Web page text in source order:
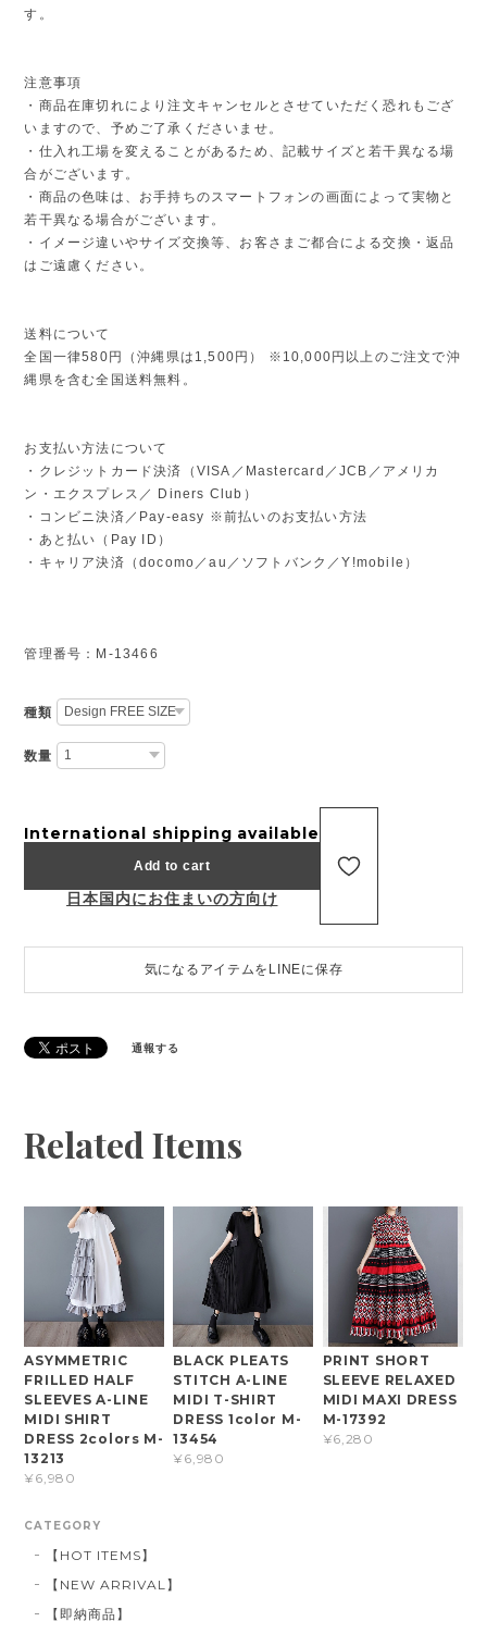
す。
注意事項
・商品在庫切れにより注文キャンセルとさせていただく恐れもござ
いますので、予めご了承くださいませ。
・仕入れ工場を変えることがあるため、記載サイズと若干異なる場
合がございます。
・商品の色味は、お手持ちのスマートフォンの画面によって実物と
若干異なる場合がございます。
・イメージ違いやサイズ交換等、お客さまご都合による交換・返品
はご遠慮ください。
送料について
全国一律580円（沖縄県は1,500円） ※10,000円以上のご注文で沖
縄県を含む全国送料無料。
お支払い方法について
・クレジットカード決済（VISA／Mastercard／JCB／アメリカ
ン・エクスプレス／ Diners Club）
・コンビニ決済／Pay-easy ※前払いのお支払い方法
・あと払い（Pay ID）
・キャリア決済（docomo／au／ソフトバンク／Y!mobile）
管理番号：M-13466
種類
数量
International shipping available
Add to cart
日本国内にお住まいの方向け
気になるアイテムをLINEに保存
通報する
Related Items
ASYMMETRIC
FRILLED HALF
SLEEVES A-LINE
MIDI SHIRT
DRESS 2colors M-
13213
¥6,980
BLACK PLEATS
STITCH A-LINE
MIDI T-SHIRT
DRESS 1color M-
13454
¥6,980
PRINT SHORT
SLEEVE RELAXED
MIDI MAXI DRESS
M-17392
¥6,280
CATEGORY
【HOT ITEMS】
【NEW ARRIVAL】
【即納商品】